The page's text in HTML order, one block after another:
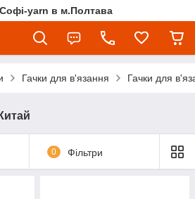
yarn в м.Полтава
Гачки для в'язання Гачки для
0 Фільтри